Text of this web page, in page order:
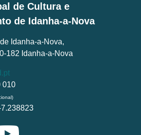
de Cultura e
de Idanha-a-Nova
Idanha-a-Nova,
182 Idanha-a-Nova
010